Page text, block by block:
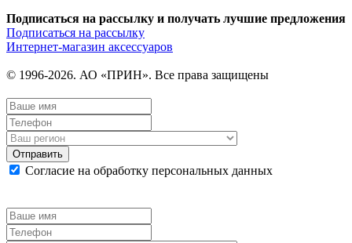
Подписаться на рассылку и получать лучшие предложения
Подписаться на рассылку
Интернет-магазин аксессуаров
© 1996-2026. АО «ПРИН». Все права защищены
Отправить
Согласие на обработку персональных данных